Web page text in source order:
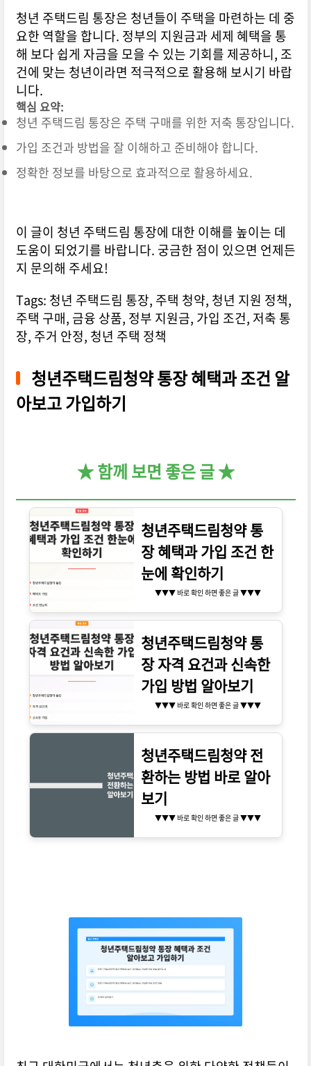
청년 주택드림 통장은 청년들이 주택을 마련하는 데 중
요한 역할을 합니다. 정부의 지원금과 세제 혜택을 통
해 보다 쉽게 자금을 모을 수 있는 기회를 제공하니, 조
건에 맞는 청년이라면 적극적으로 활용해 보시기 바랍
니다.
핵심 요약:
청년 주택드림 통장은 주택 구매를 위한 저축 통장입니다.
가입 조건과 방법을 잘 이해하고 준비해야 합니다.
정확한 정보를 바탕으로 효과적으로 활용하세요.
이 글이 청년 주택드림 통장에 대한 이해를 높이는 데
도움이 되었기를 바랍니다. 궁금한 점이 있으면 언제든
지 문의해 주세요!
Tags: 청년 주택드림 통장, 주택 청약, 청년 지원 정책,
주택 구매, 금융 상품, 정부 지원금, 가입 조건, 저축 통
장, 주거 안정, 청년 주택 정책
청년주택드림청약 통장 혜택과 조건 알
아보고 가입하기
★ 함께 보면 좋은 글 ★
청년주택드림청약 통
장 혜택과 가입 조건 한
눈에 확인하기
▼▼▼ 바로 확인 하면 좋은 글 ▼▼▼
청년주택드림청약 통
장 자격 요건과 신속한
가입 방법 알아보기
▼▼▼ 바로 확인 하면 좋은 글 ▼▼▼
청년주택드림청약 전
환하는 방법 바로 알아
보기
▼▼▼ 바로 확인 하면 좋은 글 ▼▼▼